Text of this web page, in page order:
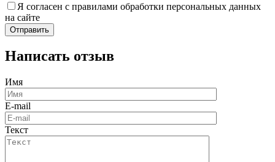
Я согласен с правилами обработки персональных данных
на сайте
Написать отзыв
Имя
E-mail
Текст